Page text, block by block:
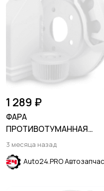
1 289 ₽
ФАРА
ПРОТИВОТУМАННАЯ
ПРАВАЯ KIA SORENTO
2003-2006
3 месяца назад